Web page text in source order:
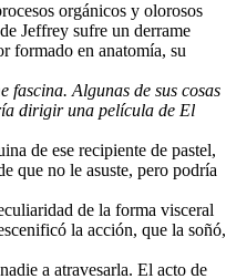
orgánicos y olorosos
Jeffrey sufre un derrame
formado en anatomía, su
fascina. Algunas de sus cosas
dirigir una película de El
de ese recipiente de pastel,
que no le asuste, pero podría
de la forma visceral
la acción, que la soñó,
a atravesarla. El acto de